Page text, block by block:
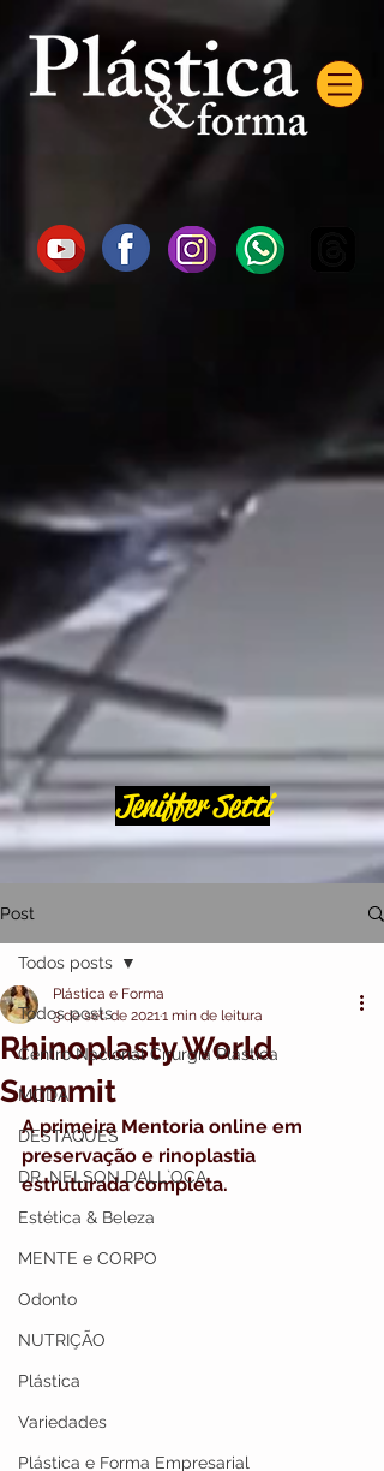
Jeniffer Setti
Post
Todos posts
Centro Nacional Cirurgia Plástica
MODA
DESTAQUES
DR. NELSON DALL`OCA
Estética & Beleza
MENTE e CORPO
Odonto
NUTRIÇÃO
Plástica
Variedades
Plástica e Forma Empresarial
Todos posts
Rhinoplasty World
Summit
Plástica e Forma
3 de set. de 20211 min de leitura
A primeira Mentoria online em
preservação e rinoplastia
estruturada completa.